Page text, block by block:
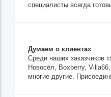
специалисты всегда
Думаем о клиентах
Среди наших заказчиков
Новосёл, Boxberry,
многие другие.